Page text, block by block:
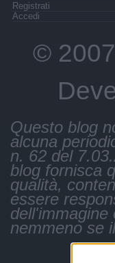
Registrati
Accedi
©
Questo blog
alcuna
n. 62 del
blog fornisca
qualità,
essere
dell'immagine
nemmeno se